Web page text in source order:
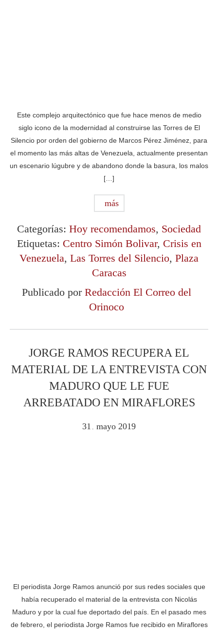
Este complejo arquitectónico que fue hace menos de medio
siglo icono de la modernidad al construirse las Torres de El
Silencio por orden del gobierno de Marcos Pérez Jiménez, para
el momento las más altas de Venezuela, actualmente presentan
un escenario lúgubre y de abandono donde la basura, los malos
[…]
más
Categorías: Hoy recomendamos, Sociedad
Etiquetas: Centro Simón Bolivar, Crisis en
Venezuela, Las Torres del Silencio, Plaza
Caracas
Publicado por Redacción El Correo del
Orinoco
JORGE RAMOS RECUPERA EL
MATERIAL DE LA ENTREVISTA CON
MADURO QUE LE FUE
ARREBATADO EN MIRAFLORES
31 . mayo 2019
El periodista Jorge Ramos anunció por sus redes sociales que
había recuperado el material de la entrevista con Nicolás
Maduro y por la cual fue deportado del país. En el pasado mes
de febrero, el periodista Jorge Ramos fue recibido en Miraflores